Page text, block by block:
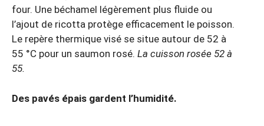
four. Une béchamel légèrement plus fluide ou
l’ajout de ricotta protège efficacement le poisson.
Le repère thermique visé se situe autour de 52 à
55 °C pour un saumon rosé. La cuisson rosée 52 à
55.
Des pavés épais gardent l’humidité.